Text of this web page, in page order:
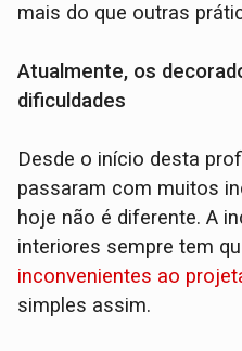
mais do que outras
Atualmente, os
dificuldades
Desde o início desta
passaram com muitos
hoje não é diferente. A
interiores sempre tem
inconvenientes ao
simples assim.